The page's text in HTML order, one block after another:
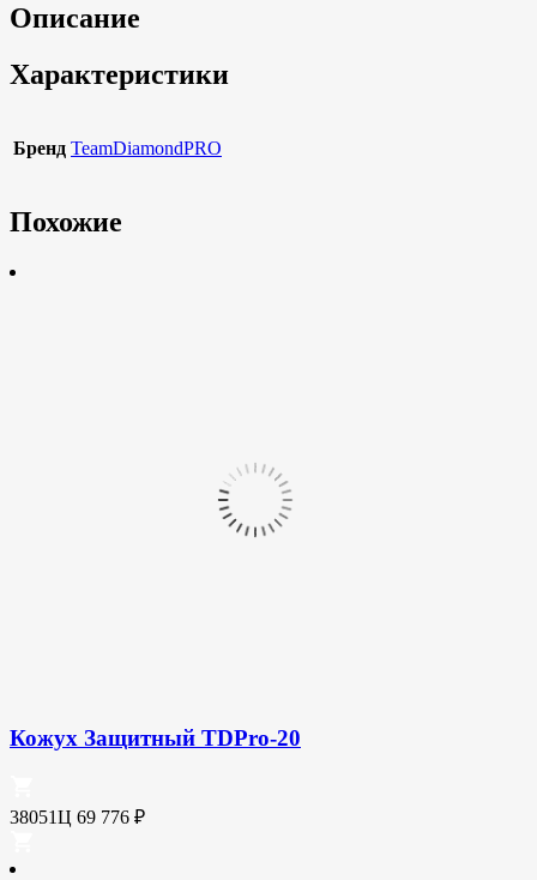
Описание
Характеристики
Бренд TeamDiamondPRO
Похожие
Кожух Защитный TDPro-20
38051Ц 69 776 ₽